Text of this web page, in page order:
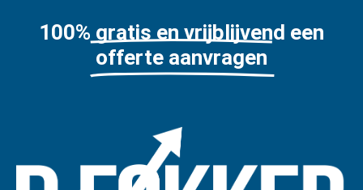
100% gratis en vrijblijvend een
offerte aanvragen